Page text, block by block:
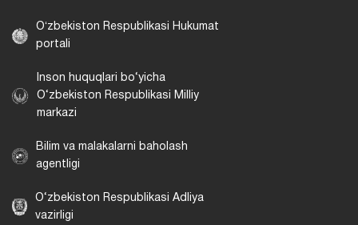
Oʻzbekiston Respublikasi Hukumat
portali
Inson huquqlari bo‘yicha
O‘zbekiston Respublikasi Milliy
markazi
Bilim va malakalarni baholash
agentligi
O‘zbekiston Respublikasi Adliya
vazirligi